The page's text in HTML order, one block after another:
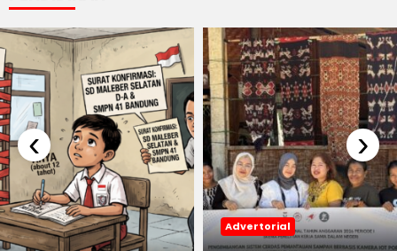
Advertorial
‹ ›